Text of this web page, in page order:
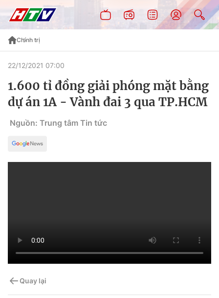
Chính trị
22/12/2021 07:00
1.600 tỉ đồng giải phóng mặt bằng
dự án 1A - Vành đai 3 qua TP.HCM
Nguồn: Trung tâm Tin tức
Quay lại